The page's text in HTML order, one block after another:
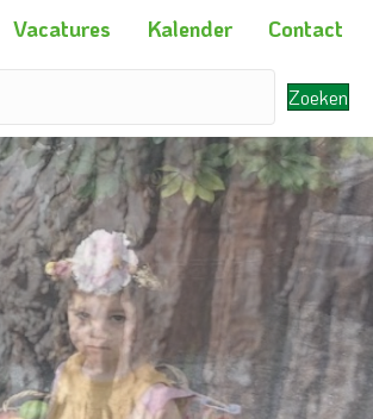
Vacatures Kalender Contact
Zoeken